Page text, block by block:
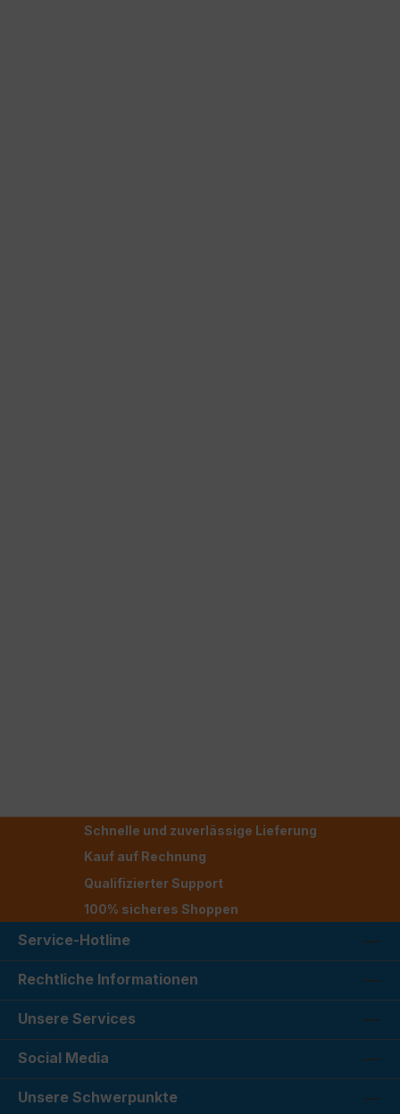
Schnelle und zuverlässige Lieferung
Kauf auf Rechnung
Qualifizierter Support
100% sicheres Shoppen
Service-Hotline
Rechtliche Informationen
Unsere Services
Social Media
Unsere Schwerpunkte